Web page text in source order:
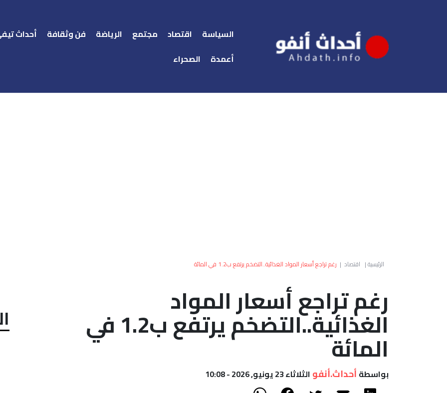
السياسة اقتصاد مجتمع الرياضة فن وثقافة أحداث
أعمدة
الصحراء
الرئيسية| اقتصاد | رغم تراجع أسعار المواد الغذائية..التضخم يرتفع ب1.2 في المائة
رغم تراجع أسعار المواد
الغذائية..التضخم يرتفع ب1.2 في
المائة
بواسطة أحداث.أنفو الثلاثاء 23 يونيو, 2026 - 10:08